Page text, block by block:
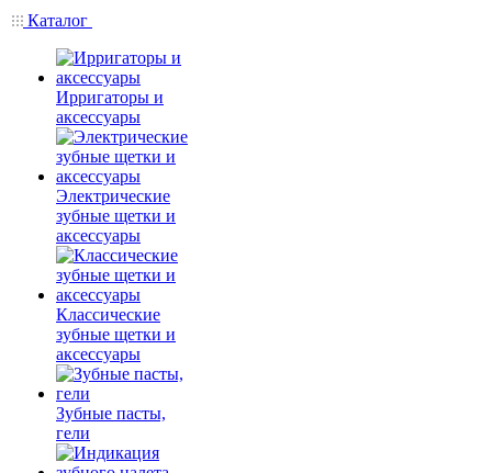
Каталог
Ирригаторы и
аксессуары
Электрические
зубные щетки и
аксессуары
Классические
зубные щетки и
аксессуары
Зубные пасты,
гели